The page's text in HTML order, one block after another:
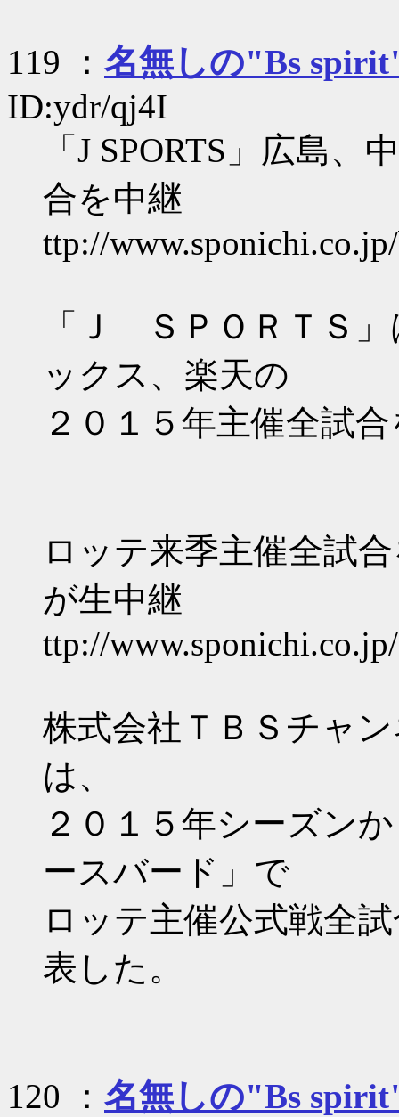
119 ： 名無しの"Bs
ID:ydr/qj4I
「J SPORTS」広島
合を中継
ttp://
「Ｊ ＳＰＯＲＴＳ
ックス、楽天の
２０１５年主催全試
ロッテ来季主催全試
が生中継
ttp://
株式会社ＴＢＳチャ
は、
２０１５年シーズン
ースバード」で
ロッテ主催公式戦全
表した。
120 ： 名無しの"Bs